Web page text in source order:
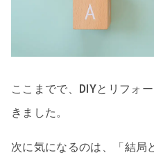
ここまでで、DIYとリフォ
きました。
次に気になるのは、「結局